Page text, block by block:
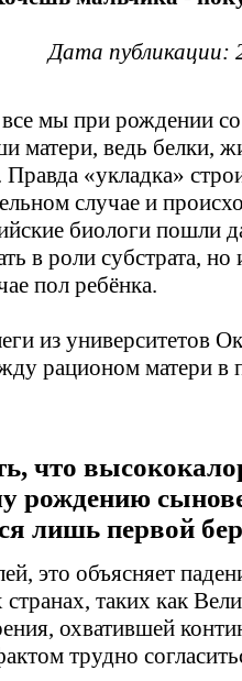
Дата публикации:
мы при рождении
матери, ведь белки,
«укладка»
случае и
биологи пошли
в роли субстрата, но
пол ребёнка.
из университетов
рационом матери в
что
рождению
лишь первой
это объясняет
странах, таких как
охватившей
трудно